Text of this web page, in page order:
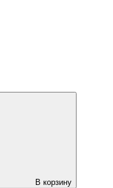
В корзину